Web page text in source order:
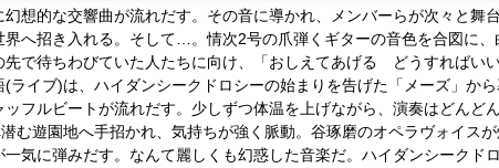
想的な交響曲が流れだす。その音に導かれ、メンバーらが次々と舞
へ招き入れる。そして
。情次2号の爪弾くギターの音色を合図に
で待ちわびていた人たちに向け、「おしえてあげる どうすればい
(ライブ)は、ハイダンシークドロシーの始まりを告げた「メーズ」か
フルビートが流れだす。少しずつ体温を上げながら、演奏はどんど
む遊園地へ手招かれ、気持ちが強く脈動。谷琢磨のオペラヴォイス
気に弾みだす。なんて麗しくも幻惑した音楽だ。ハイダンシークド